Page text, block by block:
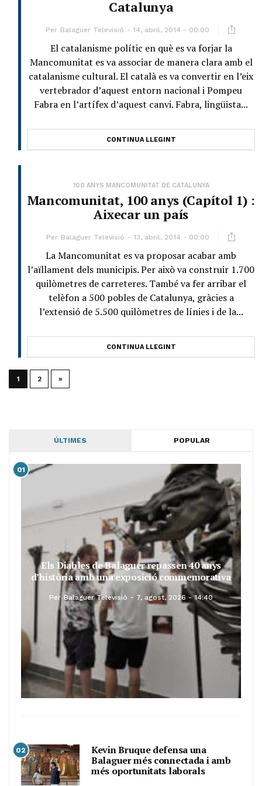
Catalunya
Per Balaguer Televisió 14, abril, 2014 - 00:00
El catalanisme polític en què es va forjar la
Mancomunitat es va associar de manera clara amb el
catalanisme cultural. El català es va convertir en l’eix
vertebrador d’aquest entorn nacional i Pompeu
Fabra en l’artífex d’aquest canvi. Fabra, lingüista...
CONTINUA LLEGINT
100 ANYS MANCOMUNITAT DE CATALUNYA
Mancomunitat, 100 anys (Capítol 1) :
Aixecar un país
Per Balaguer Televisió 13, abril, 2014 - 00:00
La Mancomunitat es va proposar acabar amb
l’aïllament dels municipis. Per això va construir 1.700
quilòmetres de carreteres. També va fer arribar el
telèfon a 500 pobles de Catalunya, gràcies a
l’extensió de 5.500 quilòmetres de línies i de la...
CONTINUA LLEGINT
1 2 »
ÚLTIMES POPULAR
01
Els Diables de Balaguer repassen 40 anys
d’història amb una exposició commemorativa
Per Balaguer Televisió 7, agost, 2026 - 14:40
02
Kevin Bruque defensa una
Balaguer més connectada i amb
més oportunitats laborals